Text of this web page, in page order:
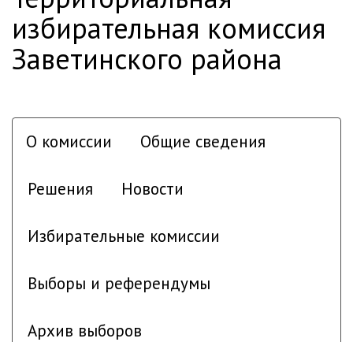
избирательная комиссия
Заветинского района
О комиссии Общие сведения
Решения Новости
Избирательные комиссии
Выборы и референдумы
Архив выборов